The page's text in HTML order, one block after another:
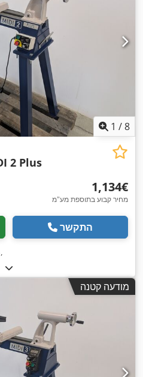
1 /8
2 Plus
‏1,134 ‏€
מחיר קבוע בתוספת מע"מ
התקשר
,
מודעה קטנה